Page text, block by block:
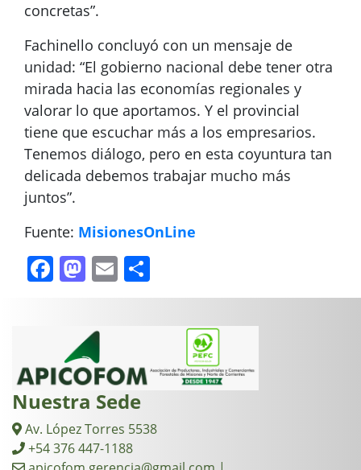
concretas”.
Fachinello concluyó con un mensaje de
unidad: “El gobierno nacional debe tener otra
mirada hacia las economías regionales y
valorar lo que aportamos. Y el provincial
tiene que escuchar más a los empresarios.
Tenemos diálogo, pero en esta coyuntura tan
delicada debemos trabajar mucho más
juntos”.
Fuente: MisionesOnLine
Facebook
Mastodon
Email
Nuestra Sede
Av. López Torres 5538
+54 376 447-1188